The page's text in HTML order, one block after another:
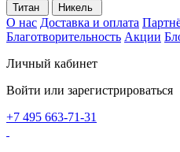
Титан
Никель
О нас Доставка и оплата
Благотворительность Акции
Личный кабинет
Войти или зарегистрироваться
+7 495 663-71-31